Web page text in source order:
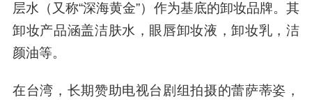
层水（又称“深海黄金”）作为基底的卸妆品牌。其
卸妆产品涵盖洁肤水，眼唇卸妆液，卸妆乳，洁
颜油等。
在台湾，长期赞助电视台剧组拍摄的蕾萨蒂姿，